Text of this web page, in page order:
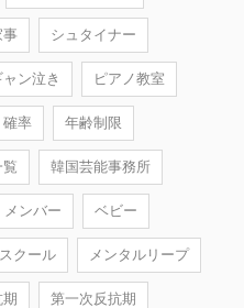
事 シュタイナー
ャン泣き ピアノ教室
確率 年齢制限
覧 韓国芸能事務所
メンバー ベビー
クール メンタルリープ
第一次反抗期